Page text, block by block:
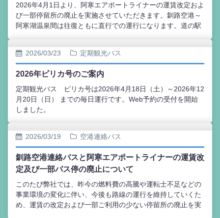
2026年4月1日より、阿寒エアポートライナーの運賃改定およ
び一部停留所の廃止を実施させていただきます。釧路空港～
阿寒湖温泉間は往復ともに直行での運行になります。道の駅
ますようお願いいたします。ご利用のお客様にはご負担をお
かけいいたしますが、何卒ご理解賜りますようお願い申し上
げます。
2026/03/23 定期観光バス
2026年ピリカ号のご案内
定期観光バス ピリカ号は2026年4月18日（土）～2026年12
月20日（日） までの毎日運行です。Web予約の受付を開始
しました。
2026/03/19 空港連絡バス
釧路空港連絡バスと阿寒エアポートライナーの運賃改
定及び一部バス停の廃止について
このたび弊社では、昨今の燃料費の高騰や運転士不足などの
事業環境の変化に伴い、今後も路線の運行を維持していくた
め、運賃の改定および一部ご利用の少ない停留所の廃止を実